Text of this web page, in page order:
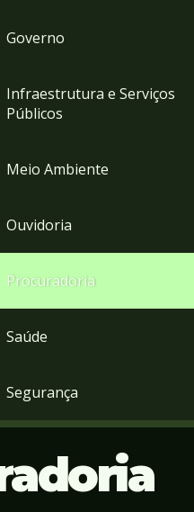
Governo
Infraestrutura e Serviços
Públicos
Meio Ambiente
Ouvidoria
Procuradoria
Saúde
Segurança